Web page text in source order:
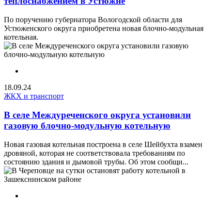
По поручению губернатора Вологодской области для
Устюженского округа приобретена новая блочно-модульная
котельная.
18.09.24
ЖКХ и транспорт
В селе Междуреченского округа установили
газовую блочно-модульную котельную
Новая газовая котельная построена в селе Шейбухта взамен
дровяной, которая не соответствовала требованиям по
состоянию здания и дымовой трубы. Об этом сообщи...